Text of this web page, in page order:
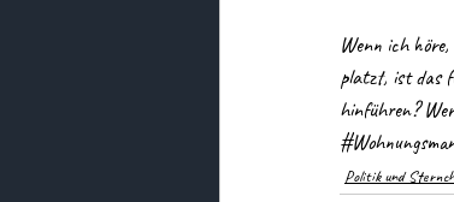
Wenn ich
platzt, ist das
hinführen?
Politik und